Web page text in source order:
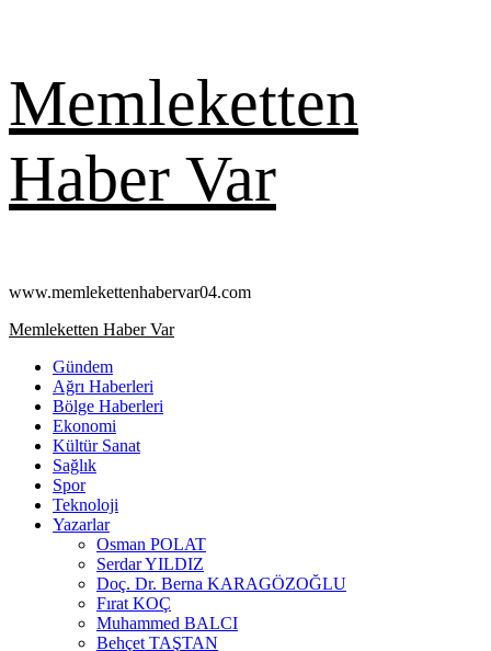
to
content
Memleketten
Haber Var
www.memlekettenhabervar04.com
Primary
Memleketten Haber Var
Gündem
Ağrı Haberleri
Bölge Haberleri
Ekonomi
Kültür Sanat
Sağlık
Spor
Teknoloji
Yazarlar
Osman POLAT
Serdar YILDIZ
Doç. Dr. Berna KARAGÖZOĞLU
Fırat KOÇ
Muhammed BALCI
Behçet TAŞTAN